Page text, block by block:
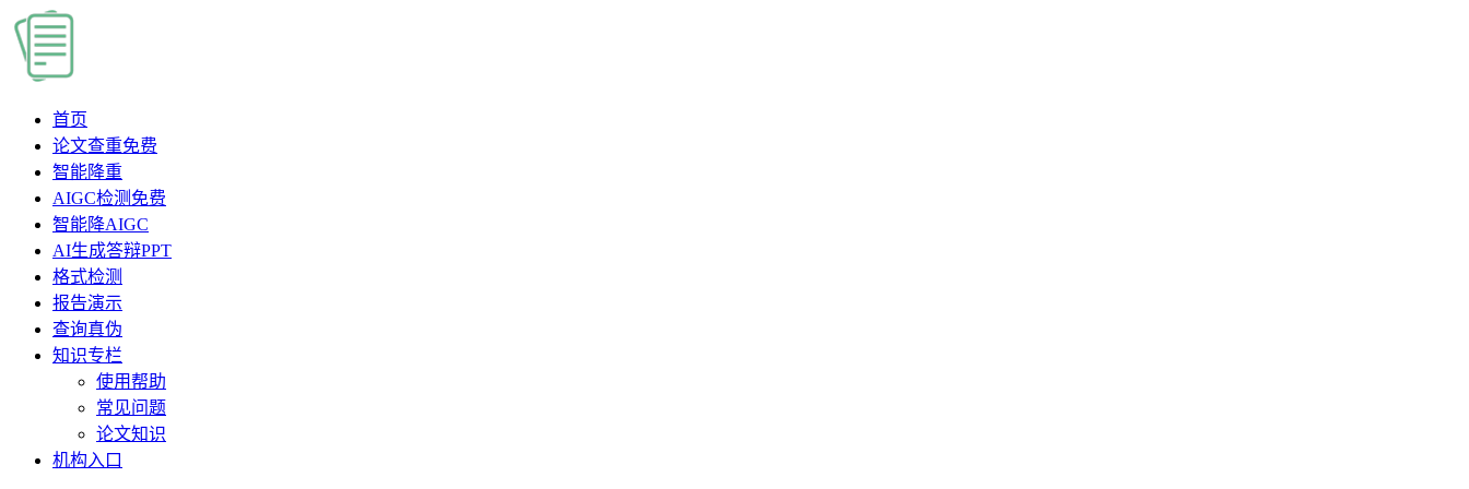
首页
论文查重免费
智能降重
AIGC检测 免费
智能降AIGC
AI生成答辩PPT
格式检测
报告演示
查询真伪
知识专栏
使用帮助
常见问题
论文知识
机构入口